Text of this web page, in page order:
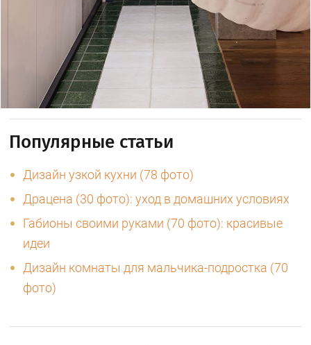
Популярные статьи
Дизайн узкой кухни (78 фото)
Драцена (30 фото): уход в домашних условиях
Габионы своими руками (70 фото): красивые
идеи
Дизайн комнаты для мальчика-подростка (70
фото)